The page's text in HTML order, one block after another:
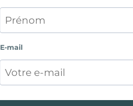
E-mail